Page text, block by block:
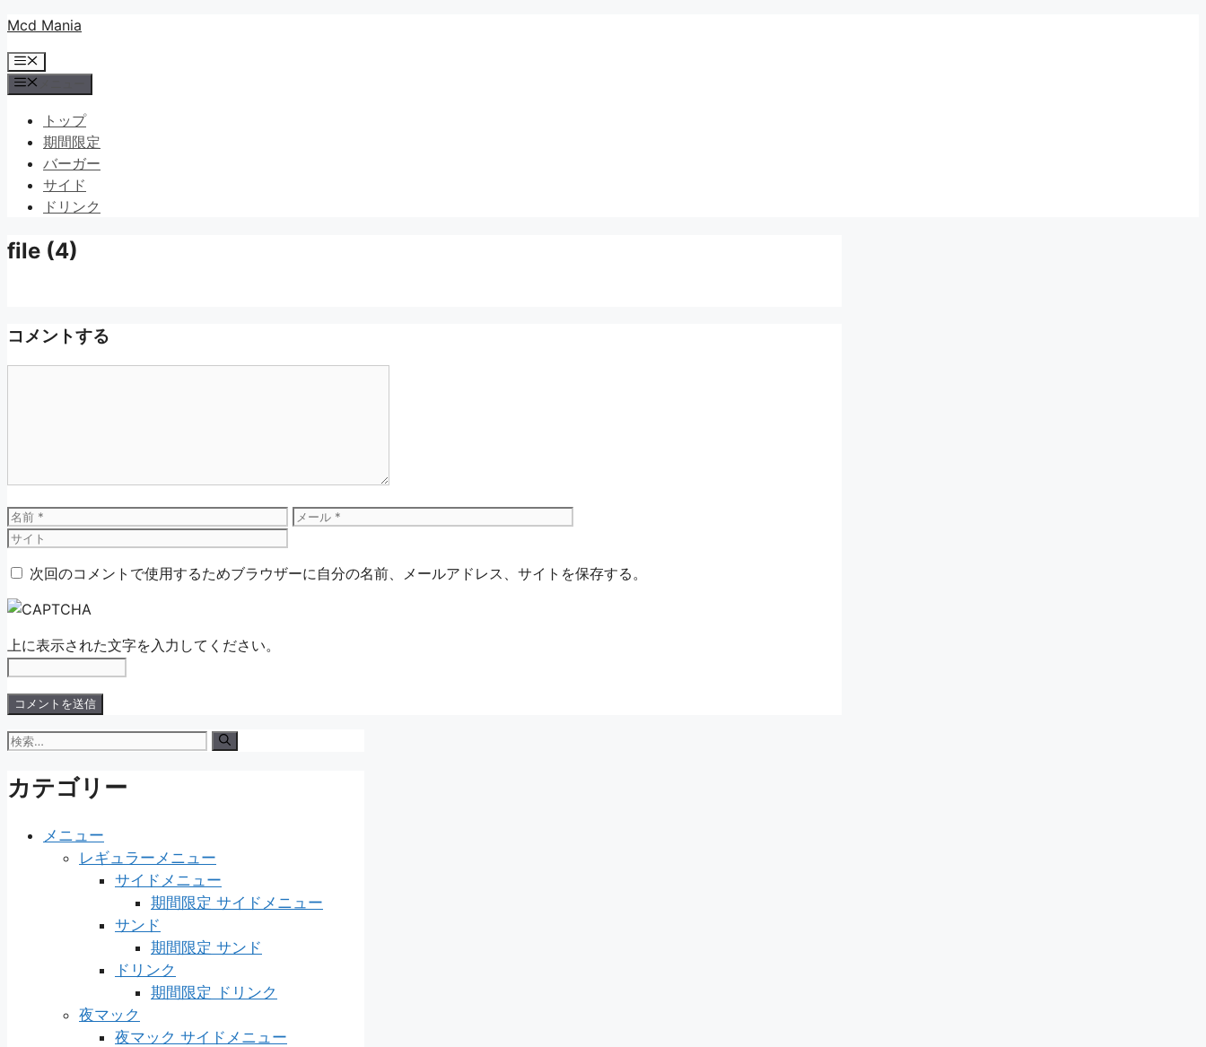
コ
テ
ン
Mcd Mania
メ
ニ
ュ
トップ
期間限定
バーガー
サイド
ドリンク
file (4)
コメントする
名
前
メ
次回のコメントで使用するためブラウザーに自分の名前、メールアドレス、サイトを保存する。
上に表示された文字を入力してください。
検
カテゴリー
メニュー
レギュラーメニュー
サイドメニュー
期間限定 サイドメニュー
サンド
期間限定 サンド
ドリンク
期間限定 ドリンク
夜マック
夜マック サイドメニュー